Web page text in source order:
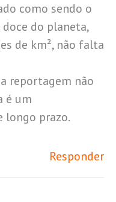
como sendo o
do planeta,
de km², não falta
reportagem não
é um
longo prazo.
Responder